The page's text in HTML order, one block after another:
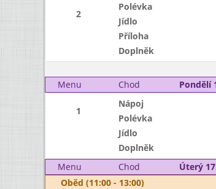
2
Polévka
Jídlo
Příloha
Doplněk
Menu
Chod Pondělí
1
Nápoj
Polévka
Jídlo
Doplněk
Menu
Chod Úterý
Oběd (11:00 - 13:00)